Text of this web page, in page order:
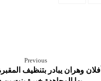
Previous
أفلان وهران يبادر بتنظيف